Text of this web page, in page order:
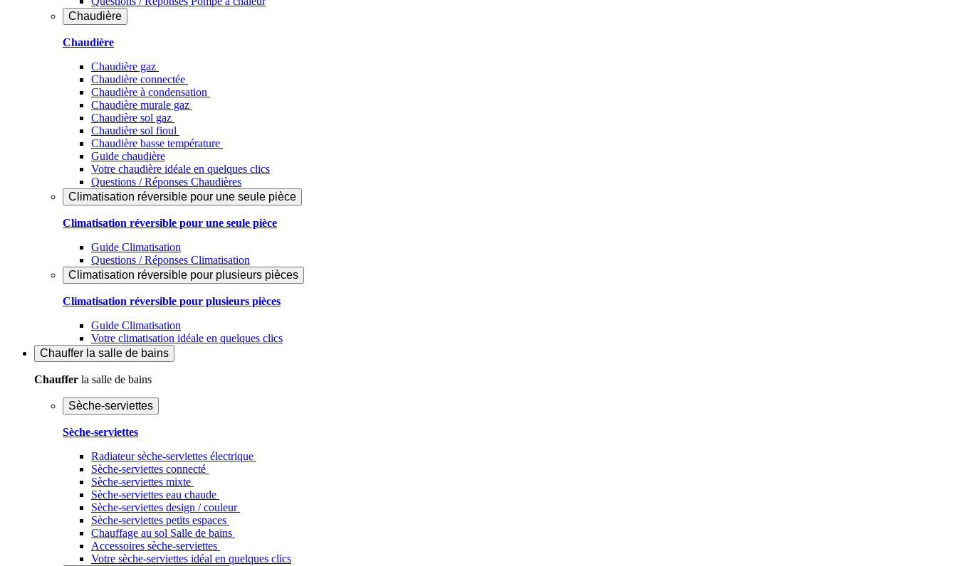
Chaudière
Chaudière
Chaudière gaz
Chaudière connectée
Chaudière à condensation
Chaudière murale gaz
Chaudière sol gaz
Chaudière sol fioul
Chaudière basse température
Guide chaudière
Votre chaudière idéale en quelques clics
Questions / Réponses Chaudières
Climatisation réversible pour une seule pièce
Climatisation réversible pour une seule pièce
Guide Climatisation
Questions / Réponses Climatisation
Climatisation réversible pour plusieurs pièces
Climatisation réversible pour plusieurs pièces
Guide Climatisation
Votre climatisation idéale en quelques clics
Chauffer la salle de bains
Chauffer la salle de bains
Sèche-serviettes
Sèche-serviettes
Radiateur sèche-serviettes électrique
Sèche-serviettes connecté
Sèche-serviettes mixte
Sèche-serviettes eau chaude
Sèche-serviettes design / couleur
Sèche-serviettes petits espaces
Chauffage au sol Salle de bains
Accessoires sèche-serviettes
Votre sèche-serviettes idéal en quelques clics